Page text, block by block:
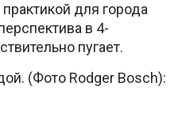
для города
в 4-
пугает.
(Фото Rodger Bosch):